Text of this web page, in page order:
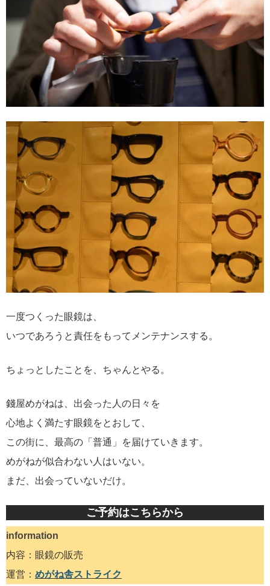
一度つくった眼鏡は、
いつであろうと責任をもってメンテナンスする。
ちょっとしたことを、ちゃんとやる。
錢屋めがねは、出会った人の日々を
心地よく満たす眼鏡をとおして、
この街に、最高の「普通」を届けていきます。
めがねが似合わない人はいない。
まだ、出会っていないだけ。
ご予約はこちらから
information
内容：眼鏡の販売
運営： めがね舎ストライク